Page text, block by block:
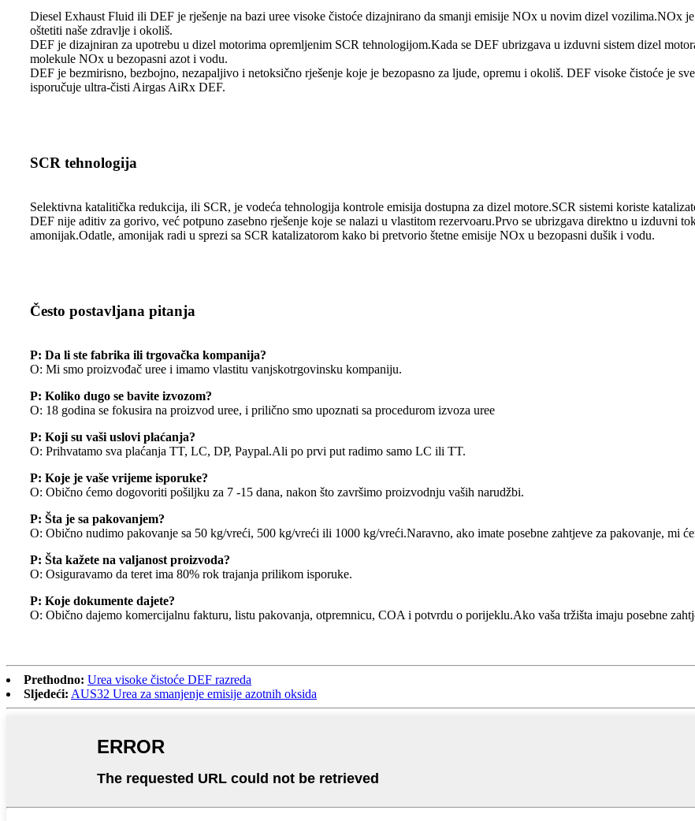
Diesel Exhaust Fluid ili DEF je rješenje na bazi uree visoke čistoće dizajnirano da smanji emisije NOx u novim dizel vozilima.NOx
oštetiti naše zdravlje i okoliš.
DEF je dizajniran za upotrebu u dizel motorima opremljenim SCR tehnologijom.Kada se DEF ubrizgava u izduvni sistem dizel
molekule NOx u bezopasni azot i vodu.
DEF je bezmirisno, bezbojno, nezapaljivo i netoksično rješenje koje je bezopasno za ljude, opremu i okoliš. DEF visoke čistoće je
isporučuje ultra-čisti Airgas AiRx DEF.
SCR tehnologija
Selektivna katalitička redukcija, ili SCR, je vodeća tehnologija kontrole emisija dostupna za dizel motore.SCR sistemi koriste
DEF nije aditiv za gorivo, već potpuno zasebno rješenje koje se nalazi u vlastitom rezervoaru.Prvo se ubrizgava direktno u izduvni
amonijak.Odatle, amonijak radi u sprezi sa SCR katalizatorom kako bi pretvorio štetne emisije NOx u bezopasni dušik i vodu.
Često postavljana pitanja
P: Da li ste fabrika ili trgovačka kompanija?
O: Mi smo proizvođač uree i imamo vlastitu vanjskotrgovinsku kompaniju.
P: Koliko dugo se bavite izvozom?
O: 18 godina se fokusira na proizvod uree, i prilično smo upoznati sa procedurom izvoza uree
P: Koji su vaši uslovi plaćanja?
O: Prihvatamo sva plaćanja TT, LC, DP, Paypal.Ali po prvi put radimo samo LC ili TT.
P: Koje je vaše vrijeme isporuke?
O: Obično ćemo dogovoriti pošiljku za 7 -15 dana, nakon što završimo proizvodnju vaših narudžbi.
P: Šta je sa pakovanjem?
O: Obično nudimo pakovanje sa 50 kg/vreći, 500 kg/vreći ili 1000 kg/vreći.Naravno, ako imate posebne zahtjeve za pakovanje, mi
P: Šta kažete na valjanost proizvoda?
O: Osiguravamo da teret ima 80% rok trajanja prilikom isporuke.
P: Koje dokumente dajete?
O: Obično dajemo komercijalnu fakturu, listu pakovanja, otpremnicu, COA i potvrdu o porijeklu.Ako vaša tržišta imaju posebne
Prethodno: Urea visoke čistoće DEF razreda
Sljedeći: AUS32 Urea za smanjenje emisije azotnih oksida